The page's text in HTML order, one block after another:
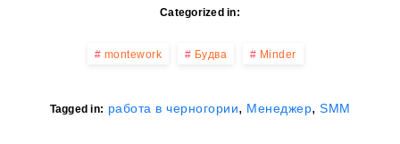
Categorized in:
montework Будва Minder
Tagged in: работа в черногории, Менеджер, SMM